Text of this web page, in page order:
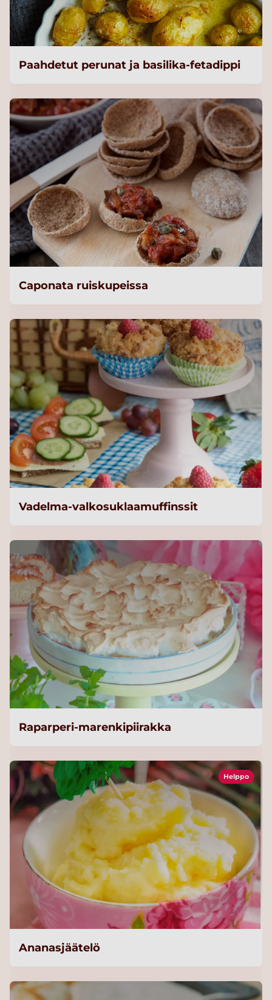
Paahdetut perunat ja basilika-fetadippi
Caponata ruiskupeissa
Vadelma-valkosuklaamuffinssit
Raparperi-marenkipiirakka
Helppo
Ananasjäätelö